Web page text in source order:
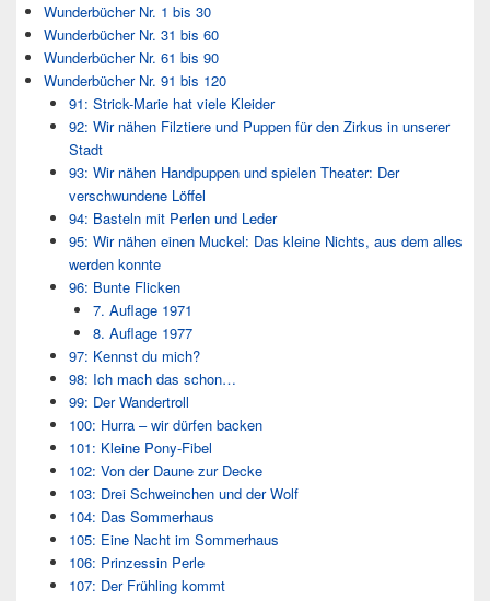
Wunderbücher Nr. 1 bis 30
Wunderbücher Nr. 31 bis 60
Wunderbücher Nr. 61 bis 90
Wunderbücher Nr. 91 bis 120
91: Strick-Marie hat viele Kleider
92: Wir nähen Filztiere und Puppen für den Zirkus in unserer
Stadt
93: Wir nähen Handpuppen und spielen Theater: Der
verschwundene Löffel
94: Basteln mit Perlen und Leder
95: Wir nähen einen Muckel: Das kleine Nichts, aus dem alles
werden konnte
96: Bunte Flicken
7. Auflage 1971
8. Auflage 1977
97: Kennst du mich?
98: Ich mach das schon…
99: Der Wandertroll
100: Hurra – wir dürfen backen
101: Kleine Pony-Fibel
102: Von der Daune zur Decke
103: Drei Schweinchen und der Wolf
104: Das Sommerhaus
105: Eine Nacht im Sommerhaus
106: Prinzessin Perle
107: Der Frühling kommt